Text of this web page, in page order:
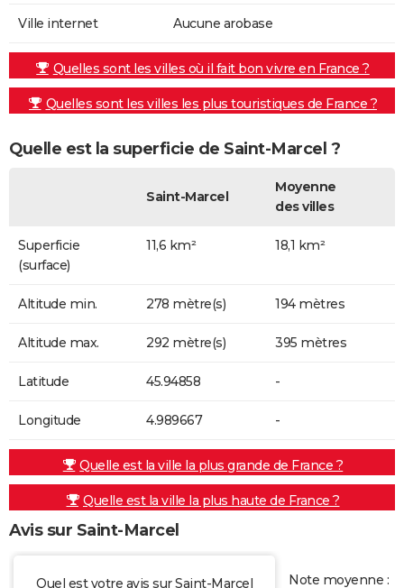
Ville internet Aucune arobase
Quelles sont les villes où il fait bon vivre en France ?
Quelles sont les villes les plus touristiques de France ?
Quelle est la superficie de Saint-Marcel ?
Saint-Marcel
Moyenne
des villes
Superficie
(surface)
11,6 km² 18,1 km²
Altitude min. 278 mètre(s) 194 mètres
Altitude max. 292 mètre(s) 395 mètres
Latitude 45.94858 -
Longitude 4.989667 -
Quelle est la ville la plus grande de France ?
Quelle est la ville la plus haute de France ?
Avis sur Saint-Marcel
Quel est votre avis sur Saint-Marcel Note moyenne :